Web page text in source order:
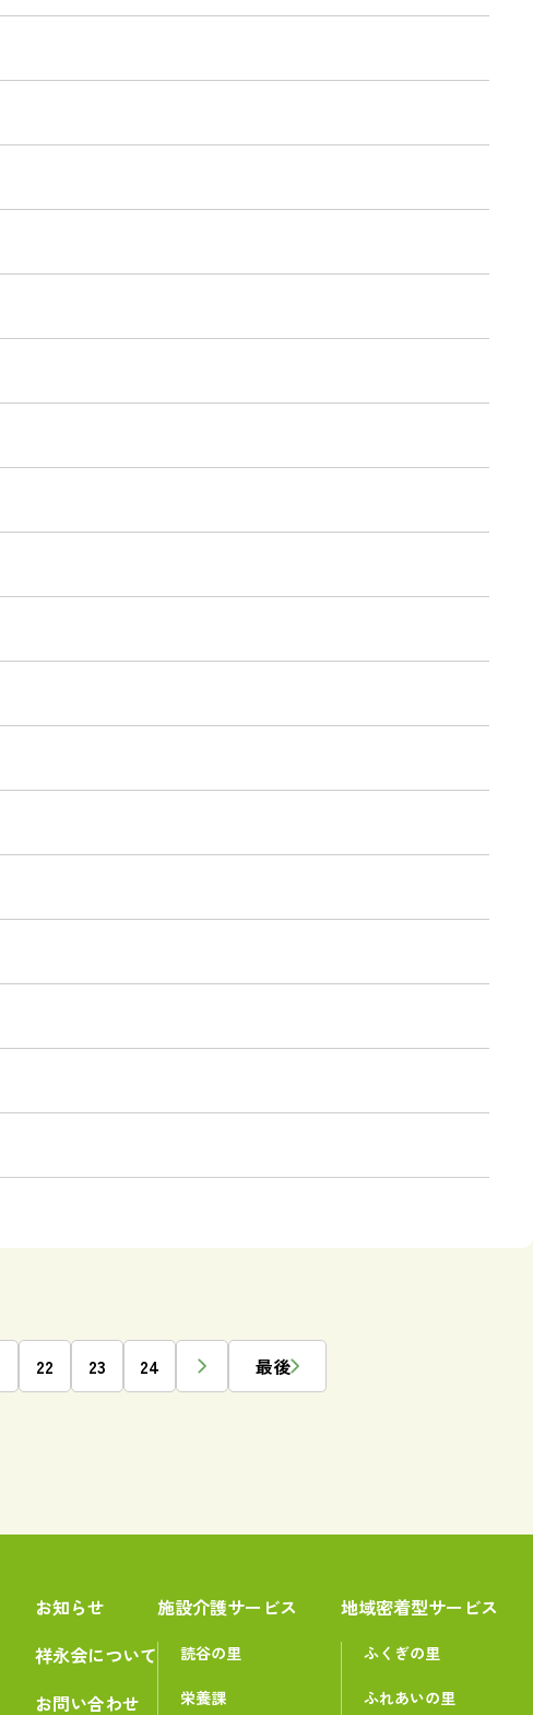
22 23 24 最後
お知らせ
祥永会について
お問い合わせ
施設介護サービス
読谷の里
栄養課
地域密着型サービス
ふくぎの里
ふれあいの里